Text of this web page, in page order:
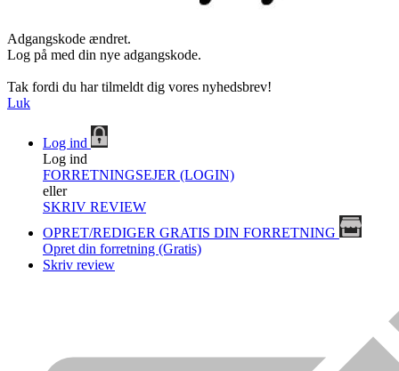
Adgangskode ændret.
Log på med din nye adgangskode.
Tak fordi du har tilmeldt dig vores nyhedsbrev!
Luk
Log ind
Log ind
FORRETNINGSEJER (LOGIN)
eller
SKRIV REVIEW
OPRET/REDIGER GRATIS DIN FORRETNING
Opret din forretning (Gratis)
Skriv review